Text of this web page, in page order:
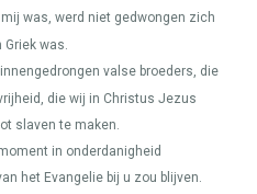
was, werd niet gedwongen zich
was.
valse broeders, die
die wij in Christus Jezus
slaven te maken.
in onderdanigheid
het Evangelie bij u zou blijven.